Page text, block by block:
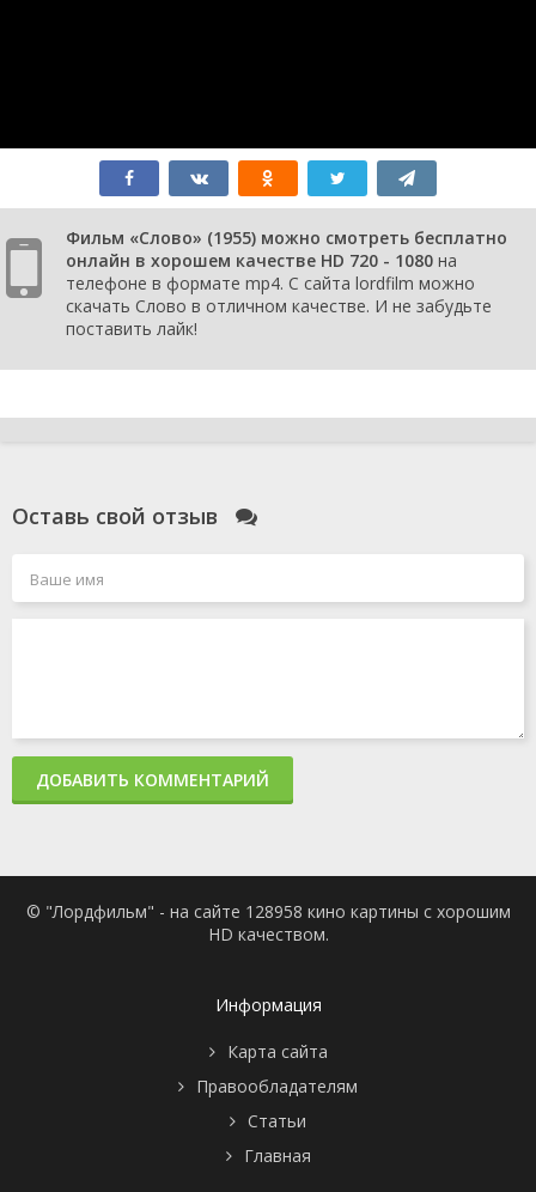
Фильм «Слово» (1955) можно смотреть бесплатно
онлайн в хорошем качестве HD 720 - 1080 на
телефоне в формате mp4. С сайта lordfilm можно
скачать Слово в отличном качестве. И не забудьте
поставить лайк!
Оставь свой отзыв
ДОБАВИТЬ КОММЕНТАРИЙ
© "Лордфильм" - на сайте 128958 кино картины с хорошим
HD качеством.
Информация
Карта сайта
Правообладателям
Статьи
Главная